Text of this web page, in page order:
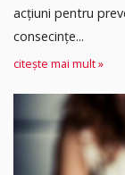
acțiuni pentru
consecințe...
citește mai mult »